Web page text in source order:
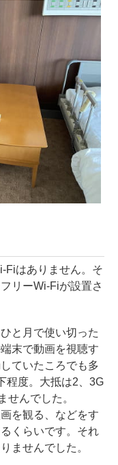
Fiはありません。そ
リーWi-Fiが設置さ
と月で使い切った
末で動画を視聴す
ていたころでも多
程度。大抵は2、3G
せんでした。
を観る、などをす
くらいです。それ
ませんでした。